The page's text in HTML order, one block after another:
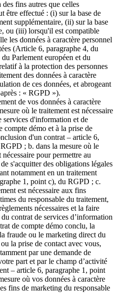
fins autres que celles
être effectué : (i) sur la base de
supplémentaire, (ii) sur la base
ou (iii) lorsqu'il est compatible
les données à caractère personnel
(Article 6, paragraphe 4, du
Parlement européen et du
à la protection des personnes
des données à caractère
de ces données, et abrogeant
: « RGPD »).
de vos données à caractère
où le traitement est nécessaire
services d'information et de
démo et à la prise de
d'un contrat – article 6,
; b. dans la mesure où le
pour permettre au
s'acquitter des obligations légales
notamment en un traitement
1, point c), du RGPD ; c.
est nécessaire aux fins
du responsable du traitement,
nécessaires et la faire
contrat de services d’information
de compte démo conclu, la
fraude ou le marketing direct du
la prise de contact avec vous,
par une demande de
part et par le champ d’activité
– article 6, paragraphe 1, point
où vos données à caractère
fins de marketing du responsable